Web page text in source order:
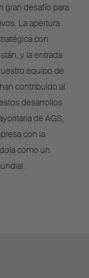
gran desafío para
La apertura
con
y la entrada
equipo de
contribuido al
desarrollos
de AGS,
con la
como un